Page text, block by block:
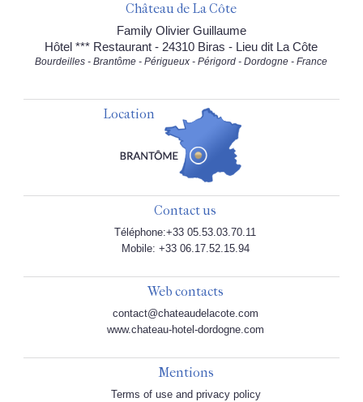
Château de La Côte
Family Olivier Guillaume
Hôtel *** Restaurant - 24310 Biras - Lieu dit La Côte
Bourdeilles - Brantôme - Périgueux - Périgord - Dordogne - France
Location
Contact us
Téléphone:+33 05.53.03.70.11
Mobile: +33 06.17.52.15.94
Web contacts
contact@chateaudelacote.com
www.chateau-hotel-dordogne.com
Mentions
Terms of use and privacy policy